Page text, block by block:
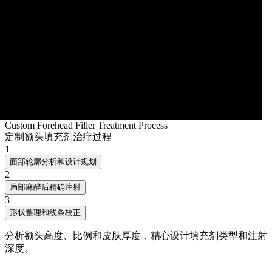
Custom Forehead Filler Treatment Process
定制额头填充剂治疗过程
1
面部轮廓分析和设计规划
2
局部麻醉后精确注射
3
形状整理和线条校正
分析额头高度、比例和皮肤厚度，精心设计填充剂类型和注射
深度。